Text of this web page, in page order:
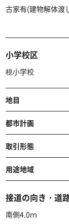
古家有(建物解体渡
小学校区
檍小学校
地目
都市計画
取引形態
用途地域
接道の向き・道
南側4.0ｍ